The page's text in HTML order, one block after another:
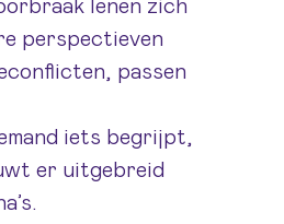
lenen zich
perspectieven
passen
iets begrijpt,
er uitgebreid